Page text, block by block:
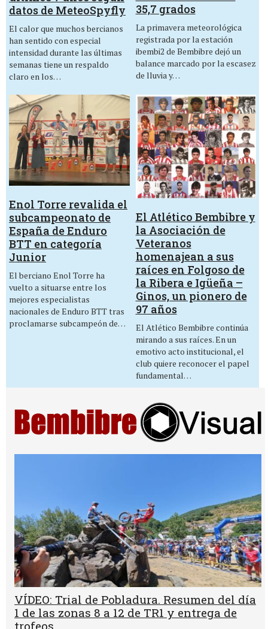
datos de MeteoSpyfly
El calor que muchos bercianos
han sentido con especial
intensidad durante las últimas
semanas tiene un respaldo
claro en los…
35,7 grados
La primavera meteorológica
registrada por la estación
ibembi2 de Bembibre dejó un
balance marcado por la escasez
de lluvia y…
Enol Torre revalida el
subcampeonato de
España de Enduro
BTT en categoría
Junior
El berciano Enol Torre ha
vuelto a situarse entre los
mejores especialistas
nacionales de Enduro BTT tras
proclamarse subcampeón de…
El Atlético Bembibre y
la Asociación de
Veteranos
homenajean a sus
raíces en Folgoso de
la Ribera e Igüeña –
Ginos, un pionero de
97 años
El Atlético Bembibre continúa
mirando a sus raíces. En un
emotivo acto institucional, el
club quiere reconocer el papel
fundamental…
VÍDEO: Trial de Pobladura. Resumen del día
1 de las zonas 8 a 12 de TR1 y entrega de
trofeos